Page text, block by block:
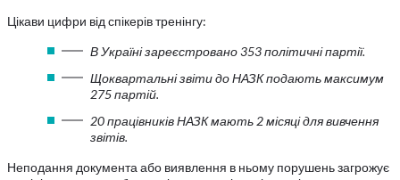
Цікави цифри від спікерів тренінгу:
В Україні зареєстровано 353 політичні партії.
Щоквартальні звіти до НАЗК подають максимум
275 партій.
20 працівників НАЗК мають 2 місяці для вивчення
звітів.
Неподання документа або виявлення в ньому порушень загрожує